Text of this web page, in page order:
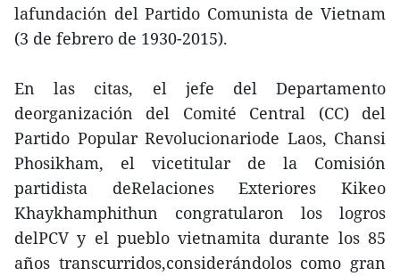
lafundación del Partido Comunista de Vietnam
(3 de febrero de 1930-2015).
En las citas, el jefe del Departamento
deorganización del Comité Central (CC) del
Partido Popular Revolucionariode Laos, Chansi
Phosikham, el vicetitular de la Comisión
partidista deRelaciones Exteriores Kikeo
Khaykhamphithun congratularon los logros
delPCV y el pueblo vietnamita durante los 85
años transcurridos,considerándolos como gran